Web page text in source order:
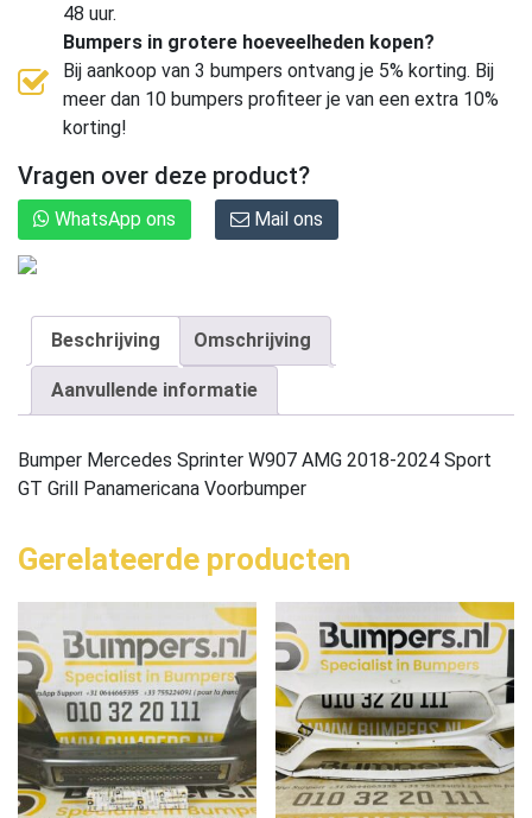
48 uur.
Bumpers in grotere hoeveelheden kopen?
Bij aankoop van 3 bumpers ontvang je 5% korting. Bij
meer dan 10 bumpers profiteer je van een extra 10%
korting!
Vragen over deze product?
WhatsApp ons Mail ons
Beschrijving Omschrijving
Aanvullende informatie
Bumper Mercedes Sprinter W907 AMG 2018-2024 Sport
GT Grill Panamericana Voorbumper
Gerelateerde producten